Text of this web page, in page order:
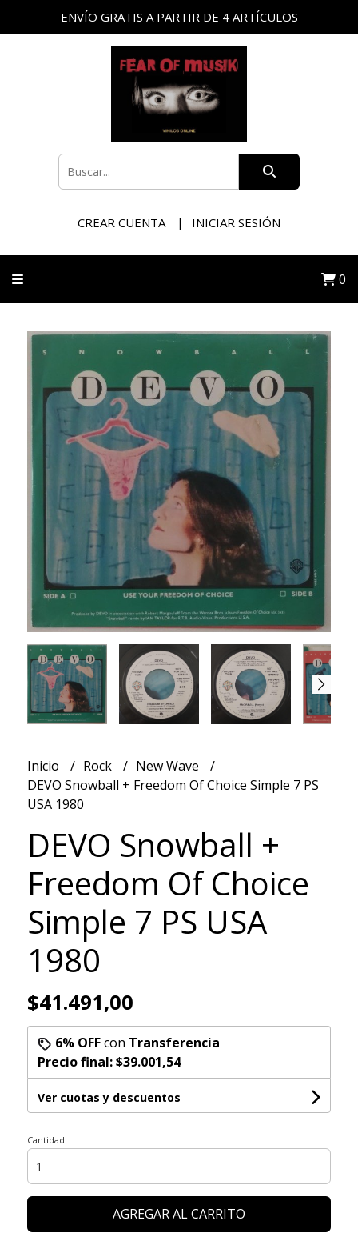
ENVÍO GRATIS A PARTIR DE 4 ARTÍCULOS
CREAR CUENTA INICIAR SESIÓN
0
Inicio Rock
New Wave
DEVO Snowball + Freedom Of Choice Simple 7 PS
USA 1980
DEVO Snowball +
Freedom Of Choice
Simple 7 PS USA
1980
$41.491,00
6% OFFcon Transferencia
Precio final:$39.001,54
Ver cuotas y descuentos
Cantidad
AGREGAR AL CARRITO